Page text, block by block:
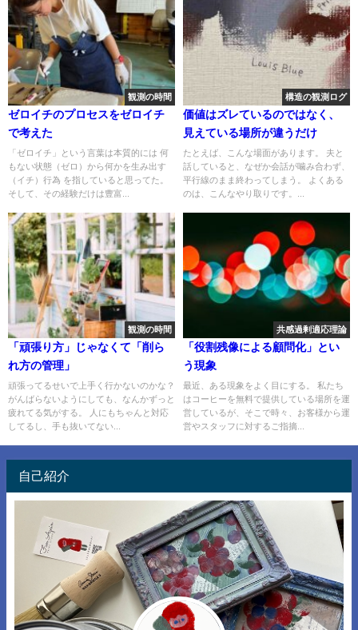
観測の時間
ゼロイチのプロセスをゼロイチ
で考えた
「ゼロイチ」という言葉は本質的には 何
もない状態（ゼロ）から何かを生み出す
（イチ）行為 を指していると思ってた。
そして、その経験だけは豊富...
構造の観測ログ
価値はズレているのではなく、
見えている場所が違うだけ
たとえば、こんな場面があります。 夫と
話していると、なぜか会話が噛み合わず、
平行線のまま終わってしまう。 よくある
のは、こんなやり取りです。...
観測の時間
「頑張り方」じゃなくて「削ら
れ方の管理」
頑張ってるせいで上手く行かないのかな？
がんばらないようにしても、なんかずっと
疲れてる気がする。 人にもちゃんと対応
してるし、手も抜いてない...
共感過剰適応理論
「役割残像による顧問化」とい
う現象
最近、ある現象をよく目にする。 私たち
はコーヒーを無料で提供している場所を運
営しているが、そこで時々、お客様から運
営やスタッフに対するご指摘...
自己紹介